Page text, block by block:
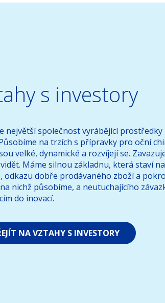
s investory
největší společnost vyrábějící
na trzích s přípravky pro oční
velké, dynamické a rozvíjejí se.
Máme silnou základnu, která staví
odkazu dobře prodávaného zboží a
nichž působíme, a neutuchajícího
do inovací.
NA VZTAHY S INVESTORY